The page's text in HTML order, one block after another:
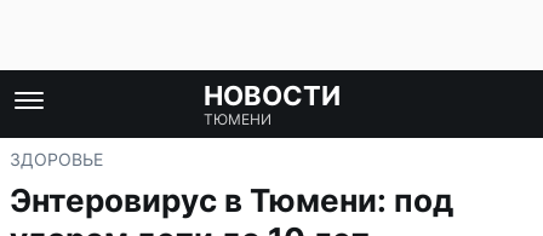
НОВОСТИ
ТЮМЕНИ
ЗДОРОВЬЕ
Энтеровирус в Тюмени: под